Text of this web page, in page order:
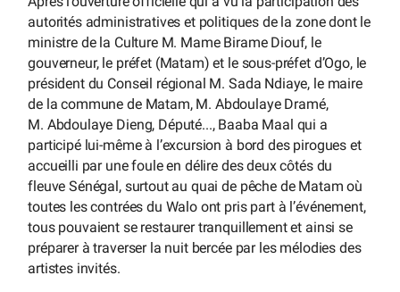
autorités administratives et politiques de la zone dont le
ministre de la Culture M. Mame Birame Diouf, le
gouverneur, le préfet (Matam) et le sous-préfet d’Ogo, le
président du Conseil régional M. Sada Ndiaye, le maire
de la commune de Matam, M. Abdoulaye Dramé,
M. Abdoulaye Dieng, Député..., Baaba Maal qui a
participé lui-même à l’excursion à bord des pirogues et
accueilli par une foule en délire des deux côtés du
fleuve Sénégal, surtout au quai de pêche de Matam où
toutes les contrées du Walo ont pris part à l’événement,
tous pouvaient se restaurer tranquillement et ainsi se
préparer à traverser la nuit bercée par les mélodies des
artistes invités.